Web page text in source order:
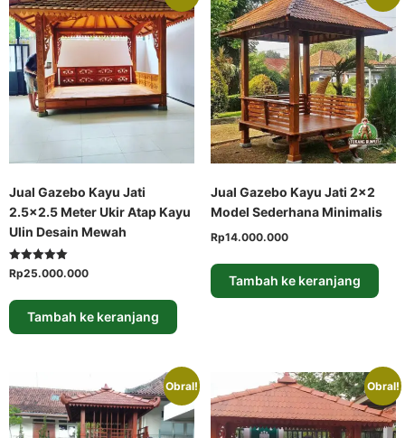
Jual Gazebo Kayu Jati
2.5×2.5 Meter Ukir Atap Kayu
Ulin Desain Mewah
Dinilai
5.00
Rp25.000.000
Tambah ke keranjang
Jual Gazebo Kayu Jati 2×2
Model Sederhana Minimalis
Rp14.000.000
Tambah ke keranjang
Obral! Obral!